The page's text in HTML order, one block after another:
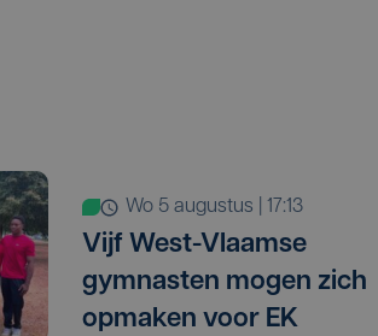
wo 5 augustus | 17:13
Vijf West-Vlaamse
gymnasten mogen zich
opmaken voor EK